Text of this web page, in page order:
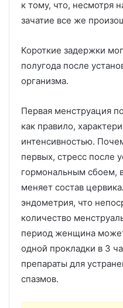
к тому, что, несмотря
зачатие все же
Короткие задержки
полугода после
организма.
Первая менструация
как правило,
интенсивностью.
первых, стресс после
гормональным сбоем,
меняет состав
эндометрия, что
количество
период женщина
одной прокладки в 3
препараты для
спазмов.